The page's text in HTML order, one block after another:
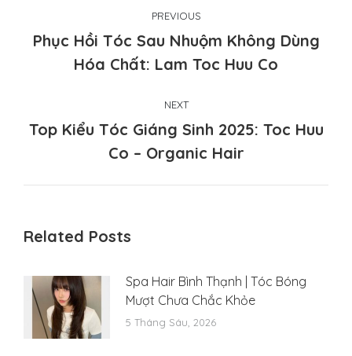
PREVIOUS
Previous
post:
Phục Hồi Tóc Sau Nhuộm Không Dùng
Hóa Chất: Lam Toc Huu Co
NEXT
Next
post:
Top Kiểu Tóc Giáng Sinh 2025: Toc Huu
Co – Organic Hair
Related Posts
Spa Hair Bình Thạnh | Tóc Bóng
Mượt Chưa Chắc Khỏe
5 Tháng Sáu, 2026